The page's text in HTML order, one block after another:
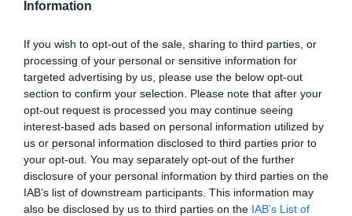
Information
If you wish to opt-out of the sale, sharing to third parties, or
processing of your personal or sensitive information for
targeted advertising by us, please use the below opt-out
section to confirm your selection. Please note that after your
opt-out request is processed you may continue seeing
interest-based ads based on personal information utilized by
us or personal information disclosed to third parties prior to
your opt-out. You may separately opt-out of the further
disclosure of your personal information by third parties on the
IAB’s list of downstream participants. This information may
also be disclosed by us to third parties on the IAB’s List of
el precio fijado por el Gobierno «por responsabilidad y
contundente en estos dos años de pandemia»
El presidente del Consejo General, Jesús Aguilar, ha
fijado va a conllevar a que la mayoría de las farmacias
por debajo del precio de adquisición, los
delante la salud de nuestros pacientes». Por su parte,
FEDIFAR, ha afirmado que «circunstancias
extraordinarias», por lo que «si en este momento
de distribución farmacéutica realizar un esfuerzo más